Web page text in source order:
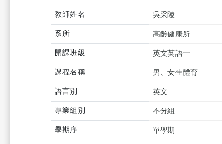
教師姓名 吳采陵
系所 高齡健康所
開課班級 英文英語一
課程名稱 男、女生體育
語言別 英文
專業組別 不分組
學期序 單學期